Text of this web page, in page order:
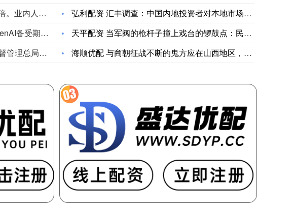
今年以来，国内钽价跳涨，涨幅接近1.4倍。业内人士表示，此轮钽价大涨的主因是全球钽金属供需格局的结构性失衡：供应端，全球钽矿供应链较为脆弱，供给刚性显著；需求端，AI算力产业爆发打开行业增长空间，钽电容、钽靶材等增长弹性较高。在高景气行情驱动下，国内钽电容企业加速突围，拓展AI算力等高附加值民用市场，推动高端钽电容国产化替代进程提速。
知情人士称，OpenAI备受期待的新设备将采用独特外形，并配备可动部件，这赋予其更鲜明的人格特征，售价可能超过300美元。因相关工作保密而要求匿名的知情人士称，这款产品大体上是一款没有显示屏的智能音箱，外形类似甜甜圈，大小约与冰球相当。设计理念是让用户能够单手拿着设备在家中移动。OpenAI希望通过这款计划于2027年发布的产品开辟新领域。知情人士称，该设备将被定位为一款以人工智能(AI)为核心、能够帮助用户完成各种任务的电脑。外观设计也有望帮助其在现有智能音箱中脱颖而出；目前，这一品类主要由亚马逊和Alphabet Inc.旗下谷歌主导。
郑州银行(06196)发布公告，经国家金融监督管理总局河南监管局和中国人民银行批准，本行于近日在全国银行间债券市场成功发行“郑州银行股份有限公司2026年二级资本债券”(本期债券)。本期债券于2026年8月4日簿记建档，并于2026年8月6日完成缴款，发行规模为人民币60亿元，为10年期固定利率债券，票面利率为1.97%，在第5年末附有条件的发行人赎回权。本期债券募集资金将依据适用法律和监管部门的批准，用于补充本行二级资本。
弘利配资 汇丰调查：中国内地投资者对本地市场的信心领跑全球
天平配资 当军阀的枪杆子撞上戏台的锣鼓点：民国梨园的生存法则
海顺优配 与商朝征战不断的鬼方应在山西地区，商周之际还处于氏